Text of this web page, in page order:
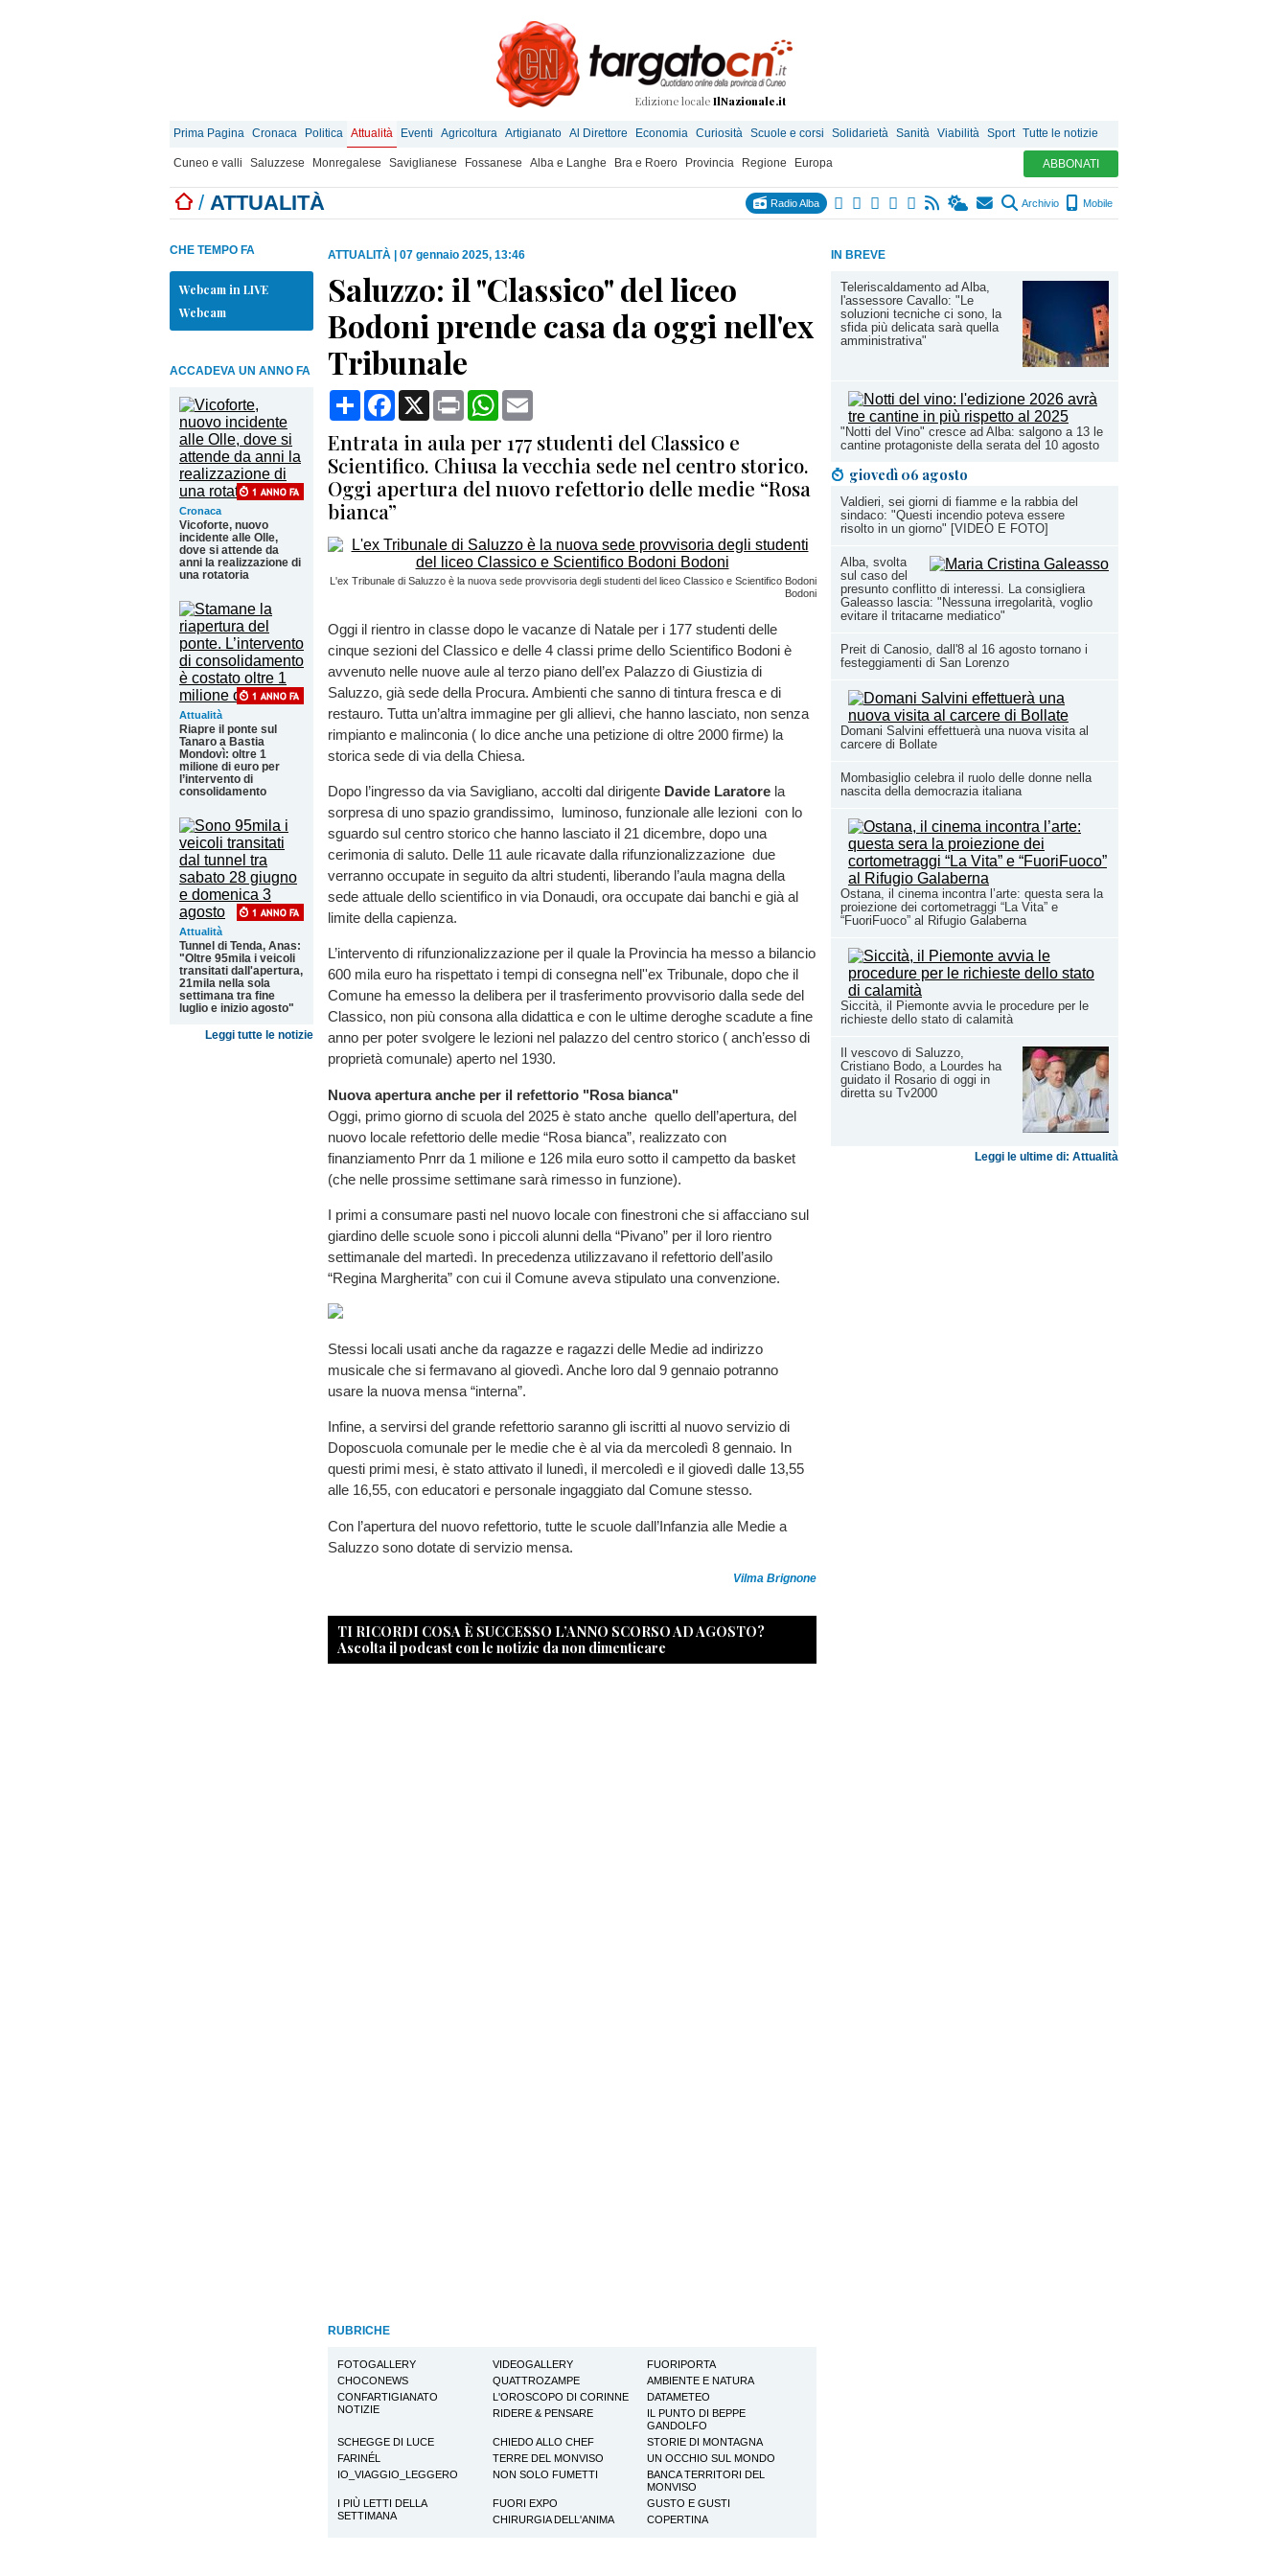
Edizione locale IlNazionale.it
Prima Pagina Cronaca Politica Attualità Eventi Agricoltura Artigianato Al Direttore Economia Curiosità Scuole e corsi Solidarietà Sanità Viabilità Sport Tutte le notizie
Cuneo e valli Saluzzese Monregalese Saviglianese Fossanese Alba e Langhe Bra e Roero Provincia Regione Europa ABBONATI
/ ATTUALITÀ Radio Alba Archivio Mobile
IN BREVE
Teleriscaldamento ad Alba,
l'assessore Cavallo: "Le
soluzioni tecniche ci sono, la
sfida più delicata sarà quella
amministrativa"
"Notti del Vino" cresce ad Alba: salgono a 13 le
cantine protagoniste della serata del 10 agosto
giovedì 06 agosto
Valdieri, sei giorni di fiamme e la rabbia del
sindaco: "Questi incendio poteva essere
risolto in un giorno" [VIDEO E FOTO]
Alba, svolta
sul caso del
presunto conflitto di interessi. La consigliera
Galeasso lascia: "Nessuna irregolarità, voglio
evitare il tritacarne mediatico"
Preit di Canosio, dall'8 al 16 agosto tornano i
festeggiamenti di San Lorenzo
Domani Salvini effettuerà una nuova visita al
carcere di Bollate
Mombasiglio celebra il ruolo delle donne nella
nascita della democrazia italiana
Ostana, il cinema incontra l’arte: questa sera la
proiezione dei cortometraggi “La Vita” e
“FuoriFuoco” al Rifugio Galaberna
Siccità, il Piemonte avvia le procedure per le
richieste dello stato di calamità
Il vescovo di Saluzzo,
Cristiano Bodo, a Lourdes ha
guidato il Rosario di oggi in
diretta su Tv2000
Leggi le ultime di: Attualità
CHE TEMPO FA
Webcam in LIVE
Webcam
ACCADEVA UN ANNO FA
Cronaca
Vicoforte, nuovo
incidente alle Olle,
dove si attende da
anni la realizzazione di
una rotatoria
Attualità
Riapre il ponte sul
Tanaro a Bastia
Mondovì: oltre 1
milione di euro per
l’intervento di
consolidamento
Attualità
Tunnel di Tenda, Anas:
"Oltre 95mila i veicoli
transitati dall'apertura,
21mila nella sola
settimana tra fine
luglio e inizio agosto"
Leggi tutte le notizie
ATTUALITÀ 07 gennaio 2025, 13:46
Saluzzo: il "Classico" del liceo
Bodoni prende casa da oggi nell'ex
Tribunale
CondividiFacebook
X Print WhatsApp
Entrata in aula per 177 studenti del Classico e
Scientifico. Chiusa la vecchia sede nel centro storico.
Oggi apertura del nuovo refettorio delle medie “Rosa
bianca”
L'ex Tribunale di Saluzzo è la nuova sede provvisoria degli studenti del liceo Classico e Scientifico Bodoni
Bodoni
Oggi il rientro in classe dopo le vacanze di Natale per i 177 studenti delle
cinque sezioni del Classico e delle 4 classi prime dello Scientifico Bodoni è
avvenuto nelle nuove aule al terzo piano dell’ex Palazzo di Giustizia di
Saluzzo, già sede della Procura. Ambienti che sanno di tintura fresca e di
restauro. Tutta un’altra immagine per gli allievi, che hanno lasciato, non senza
rimpianto e malinconia ( lo dice anche una petizione di oltre 2000 firme) la
storica sede di via della Chiesa.
Dopo l’ingresso da via Savigliano, accolti dal dirigente Davide Laratore la
sorpresa di uno spazio grandissimo, luminoso, funzionale alle lezioni con lo
sguardo sul centro storico che hanno lasciato il 21 dicembre, dopo una
cerimonia di saluto. Delle 11 aule ricavate dalla rifunzionalizzazione due
verranno occupate in seguito da altri studenti, liberando l’aula magna della
sede attuale dello scientifico in via Donaudi, ora occupate dai banchi e già al
limite della capienza.
L’intervento di rifunzionalizzazione per il quale la Provincia ha messo a bilancio
600 mila euro ha rispettato i tempi di consegna nell''ex Tribunale, dopo che il
Comune ha emesso la delibera per il trasferimento provvisorio dalla sede del
Classico, non più consona alla didattica e con le ultime deroghe scadute a fine
anno per poter svolgere le lezioni nel palazzo del centro storico ( anch’esso di
proprietà comunale) aperto nel 1930.
Nuova apertura anche per il refettorio "Rosa bianca"
Oggi, primo giorno di scuola del 2025 è stato anche quello dell’apertura, del
nuovo locale refettorio delle medie “Rosa bianca”, realizzato con
finanziamento Pnrr da 1 milione e 126 mila euro sotto il campetto da basket
(che nelle prossime settimane sarà rimesso in funzione).
I primi a consumare pasti nel nuovo locale con finestroni che si affacciano sul
giardino delle scuole sono i piccoli alunni della “Pivano” per il loro rientro
settimanale del martedì. In precedenza utilizzavano il refettorio dell’asilo
“Regina Margherita” con cui il Comune aveva stipulato una convenzione.
Stessi locali usati anche da ragazze e ragazzi delle Medie ad indirizzo
musicale che si fermavano al giovedì. Anche loro dal 9 gennaio potranno
usare la nuova mensa “interna”.
Infine, a servirsi del grande refettorio saranno gli iscritti al nuovo servizio di
Doposcuola comunale per le medie che è al via da mercoledì 8 gennaio. In
questi primi mesi, è stato attivato il lunedì, il mercoledì e il giovedì dalle 13,55
alle 16,55, con educatori e personale ingaggiato dal Comune stesso.
Con l’apertura del nuovo refettorio, tutte le scuole dall’Infanzia alle Medie a
Saluzzo sono dotate di servizio mensa.
Vilma Brignone
TI RICORDI COSA È SUCCESSO L’ANNO SCORSO AD AGOSTO?
Ascolta il podcast con le notizie da non dimenticare
RUBRICHE
FOTOGALLERY VIDEOGALLERY
FUORIPORTA
CHOCONEWS
QUATTROZAMPE
AMBIENTE E NATURA
CONFARTIGIANATO
NOTIZIE
L'OROSCOPO DI CORINNE
DATAMETEO
RIDERE & PENSARE
IL PUNTO DI BEPPE
GANDOLFO
SCHEGGE DI LUCE
CHIEDO ALLO CHEF
STORIE DI MONTAGNA
FARINÉL
TERRE DEL MONVISO
UN OCCHIO SUL MONDO
IO_VIAGGIO_LEGGERO
NON SOLO FUMETTI
BANCA TERRITORI DEL
MONVISO
I PIÙ LETTI DELLA
SETTIMANA
FUORI EXPO
GUSTO E GUSTI
CHIRURGIA DELL'ANIMA
COPERTINA